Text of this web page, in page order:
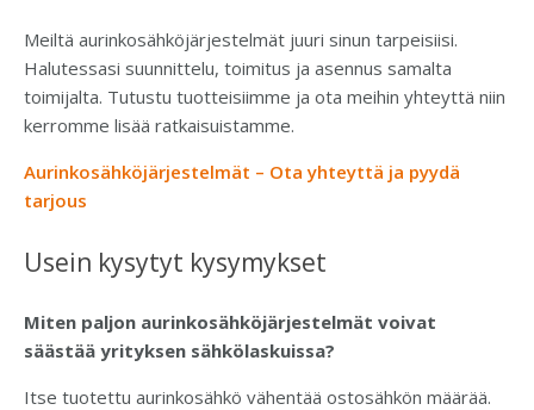
Meiltä aurinkosähköjärjestelmät juuri sinun tarpeisiisi.
Halutessasi suunnittelu, toimitus ja asennus samalta
toimijalta. Tutustu tuotteisiimme ja ota meihin yhteyttä niin
kerromme lisää ratkaisuistamme.
Aurinkosähköjärjestelmät – Ota yhteyttä ja pyydä
tarjous
Usein kysytyt kysymykset
Miten paljon aurinkosähköjärjestelmät voivat
säästää yrityksen sähkölaskuissa?
Itse tuotettu aurinkosähkö vähentää ostosähkön määrää.